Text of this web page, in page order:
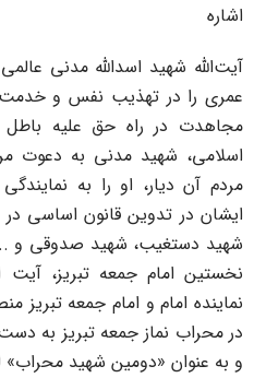
شهید اسدالله مدنی عالمی
را در تهذیب نفس و خدمت
در راه حق علیه باطل
شهید مدنی به دعوت
آن دیار، او را به
در تدوین قانون اساسی در
دستغیب، شهید صدوقی و ...
امام جمعه تبریز، آیت
محراب نماز جمعه تبریز به دست
به عنوان «دومین شهید محراب»